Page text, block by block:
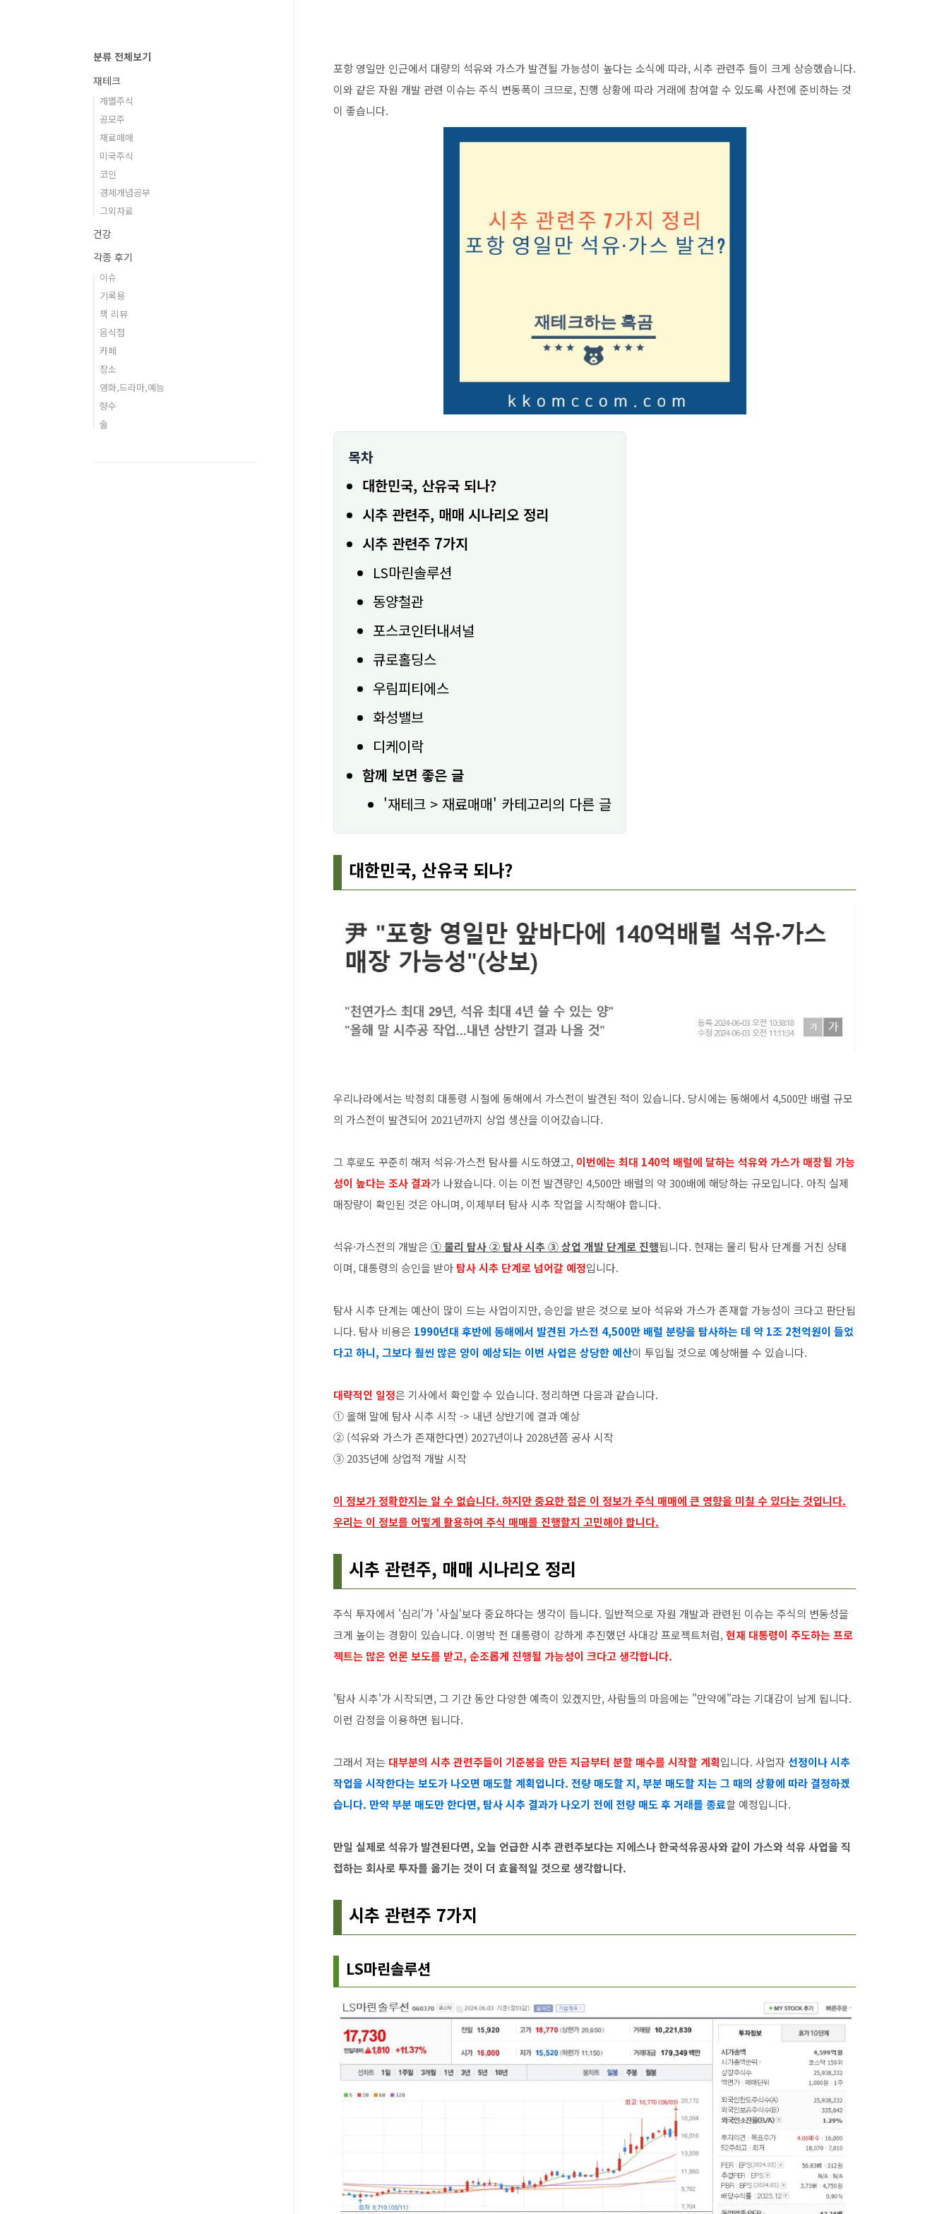
포항 영일만 인근에서 대량의 석유와 가스가 발견될 가능성이 높다는 소식에 따라, 시추 관련주 들이 크게 상승했습니다.
이와 같은 자원 개발 관련 이슈는 주식 변동폭이 크므로, 진행 상황에 따라 거래에 참여할 수 있도록 사전에 준비하는 것
이 좋습니다.
목차
대한민국, 산유국 되나?
시추 관련주, 매매 시나리오 정리
시추 관련주 7가지
LS마린솔루션
동양철관
포스코인터내셔널
큐로홀딩스
우림피티에스
화성밸브
디케이락
함께 보면 좋은 글
'재테크 > 재료매매' 카테고리의 다른 글
대한민국, 산유국 되나?
우리나라에서는 박정희 대통령 시절에 동해에서 가스전이 발견된 적이 있습니다. 당시에는 동해에서 4,500만 배럴 규모
의 가스전이 발견되어 2021년까지 상업 생산을 이어갔습니다.
그 후로도 꾸준히 해저 석유·가스전 탐사를 시도하였고, 이번에는 최대 140억 배럴에 달하는 석유와 가스가 매장될 가능
성이 높다는 조사 결과가 나왔습니다. 이는 이전 발견량인 4,500만 배럴의 약 300배에 해당하는 규모입니다. 아직 실제
매장량이 확인된 것은 아니며, 이제부터 탐사 시추 작업을 시작해야 합니다.
석유·가스전의 개발은 ① 물리 탐사 ② 탐사 시추 ③ 상업 개발 단계로 진행됩니다. 현재는 물리 탐사 단계를 거친 상태
이며, 대통령의 승인을 받아탐사 시추 단계로 넘어갈 예정입니다.
탐사 시추 단계는 예산이 많이 드는 사업이지만, 승인을 받은 것으로 보아 석유와 가스가 존재할 가능성이 크다고 판단됩
니다. 탐사 비용은 1990년대 후반에 동해에서 발견된 가스전 4,500만 배럴 분량을 탐사하는 데 약 1조 2천억원이 들었
다고 하니, 그보다 훨씬 많은 양이 예상되는 이번 사업은 상당한 예산이 투입될 것으로 예상해볼 수 있습니다.
대략적인 일정은 기사에서 확인할 수 있습니다. 정리하면 다음과 같습니다.
① 올해 말에 탐사 시추 시작 -> 내년 상반기에 결과 예상
② (석유와 가스가 존재한다면) 2027년이나 2028년쯤 공사 시작
③ 2035년에 상업적 개발 시작
이 정보가 정확한지는 알 수 없습니다. 하지만 중요한 점은 이 정보가 주식 매매에 큰 영향을 미칠 수 있다는 것입니다.
우리는 이 정보를 어떻게 활용하여 주식 매매를 진행할지 고민해야 합니다.
시추 관련주, 매매 시나리오 정리
주식 투자에서 '심리'가 '사실'보다 중요하다는 생각이 듭니다. 일반적으로 자원 개발과 관련된 이슈는 주식의 변동성을
크게 높이는 경향이 있습니다. 이명박 전 대통령이 강하게 추진했던 사대강 프로젝트처럼,현재 대통령이 주도하는 프로
젝트는 많은 언론 보도를 받고, 순조롭게 진행될 가능성이 크다고 생각합니다.
'탐사 시추'가 시작되면, 그 기간 동안 다양한 예측이 있겠지만, 사람들의 마음에는 "만약에"라는 기대감이 남게 됩니다.
이런 감정을 이용하면 됩니다.
그래서 저는 대부분의 시추 관련주들이 기준봉을 만든 지금부터 분할 매수를 시작할 계획입니다. 사업자선정이나 시추
작업을 시작한다는 보도가 나오면 매도할 계획입니다. 전량 매도할 지, 부분 매도할 지는 그 때의 상황에 따라 결정하겠
습니다. 만약 부분 매도만 한다면, 탐사 시추 결과가 나오기 전에 전량 매도 후 거래를 종료할 예정입니다.
만일 실제로 석유가 발견된다면, 오늘 언급한 시추 관련주보다는 지에스나 한국석유공사와 같이 가스와 석유 사업을 직
접하는 회사로 투자를 옮기는 것이 더 효율적일 것으로 생각합니다.
시추 관련주 7가지
LS마린솔루션
분류 전체보기
재테크
개별주식
공모주
재료매매
미국주식
코인
경제개념공부
그외자료
건강
각종 후기
이슈
기록용
책 리뷰
음식점
카페
장소
영화,드라마,예능
향수
술